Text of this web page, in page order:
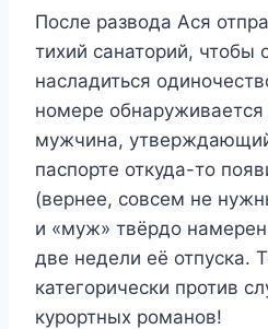
После развода Ася
тихий санаторий, чтобы
насладиться
номере
мужчина,
паспорте откуда-то
(вернее, совсем не
и «муж» твёрдо
две недели её отпуска.
категорически против
курортных романов!